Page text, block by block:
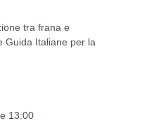
tra frana e
Guida Italiane per la
13:00